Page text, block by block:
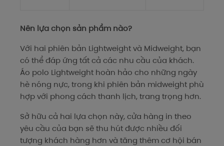
Nên lựa chọn sản phẩm nào?
Với hai phiên bản Lightweight và Midweight, bạn
có thể đáp ứng tất cả các nhu cầu của khách.
Áo polo Lightweight hoàn hảo cho những ngày
hè nóng nực, trong khi phiên bản midweight phù
hợp với phong cách thanh lịch, trang trọng hơn.
Sở hữu cả hai lựa chọn này, cửa hàng in theo
yêu cầu của bạn sẽ thu hút được nhiều đối
tượng khách hàng hơn và tăng thêm cơ hội bán